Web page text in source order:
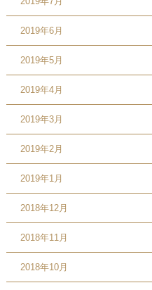
2019年6月
2019年5月
2019年4月
2019年3月
2019年2月
2019年1月
2018年12月
2018年11月
2018年10月